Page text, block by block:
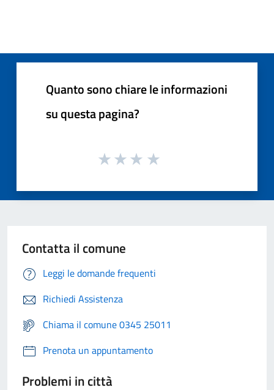
Quanto sono chiare le informazioni
su questa pagina?
Contatta il comune
Leggi le domande frequenti
Richiedi Assistenza
Chiama il comune 0345 25011
Prenota un appuntamento
Problemi in città